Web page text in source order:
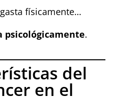
físicamente…
psicológicamente.
del
en el